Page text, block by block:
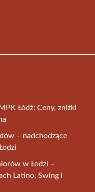
Łódź: Ceny, zniżki
– nadchodzące
w Łodzi –
Latino, Swing i